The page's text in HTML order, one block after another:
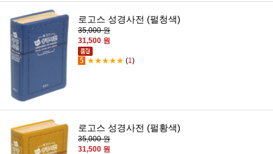
로고스 성경사전 (펄청색)
35,000 원
31,500 원
5 ★★★★★ (1 )
로고스 성경사전 (펄황색)
35,000 원
31,500 원